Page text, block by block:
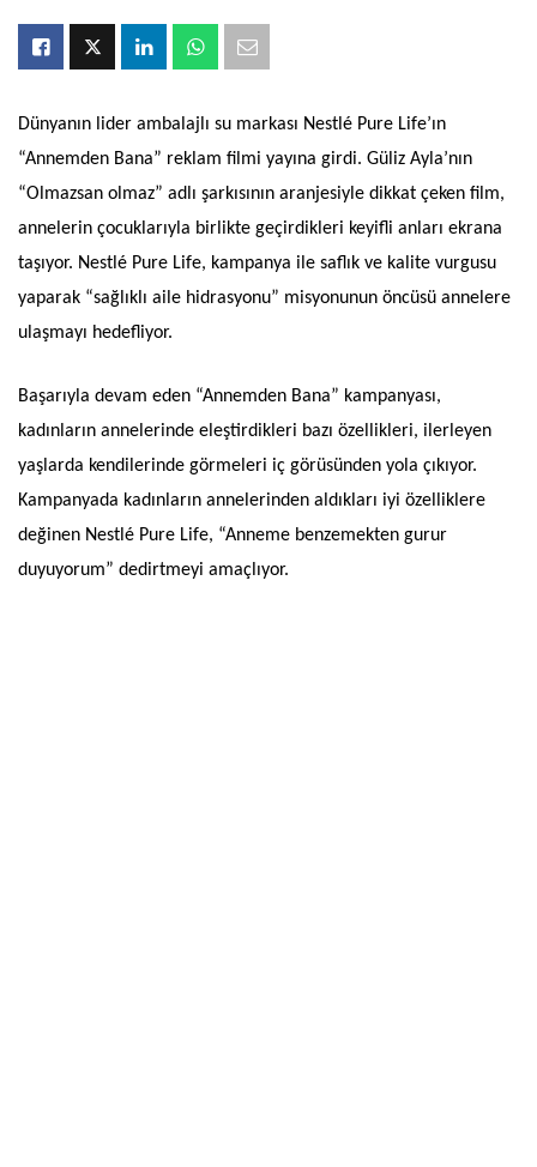
Dünyanın lider ambalajlı su markası Nestlé Pure Life’ın
“Annemden Bana” reklam filmi yayına girdi. Güliz Ayla’nın
“Olmazsan olmaz” adlı şarkısının aranjesiyle dikkat çeken film,
annelerin çocuklarıyla birlikte geçirdikleri keyifli anları ekrana
taşıyor. Nestlé Pure Life, kampanya ile saflık ve kalite vurgusu
yaparak “sağlıklı aile hidrasyonu” misyonunun öncüsü annelere
ulaşmayı hedefliyor.
Başarıyla devam eden “Annemden Bana” kampanyası,
kadınların annelerinde eleştirdikleri bazı özellikleri, ilerleyen
yaşlarda kendilerinde görmeleri iç görüsünden yola çıkıyor.
Kampanyada kadınların annelerinden aldıkları iyi özelliklere
değinen Nestlé Pure Life, “Anneme benzemekten gurur
duyuyorum” dedirtmeyi amaçlıyor.